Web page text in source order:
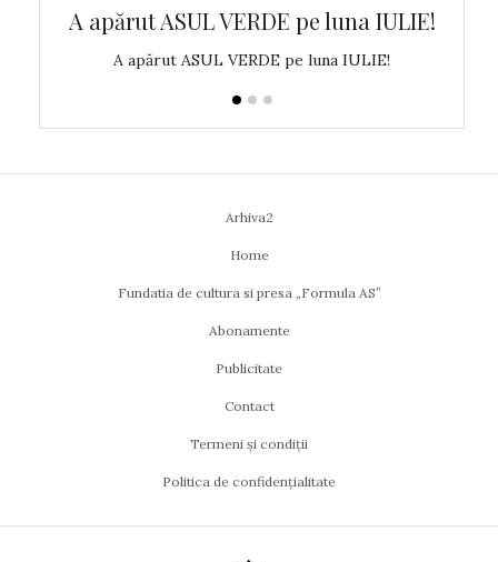
A apărut ASUL VERDE pe luna IULIE!
A apărut ASUL VERDE pe luna IULIE!
Arhiva2
Home
Fundatia de cultura si presa „Formula AS”
Abonamente
Publicitate
Contact
Termeni și condiții
Politica de confidențialitate